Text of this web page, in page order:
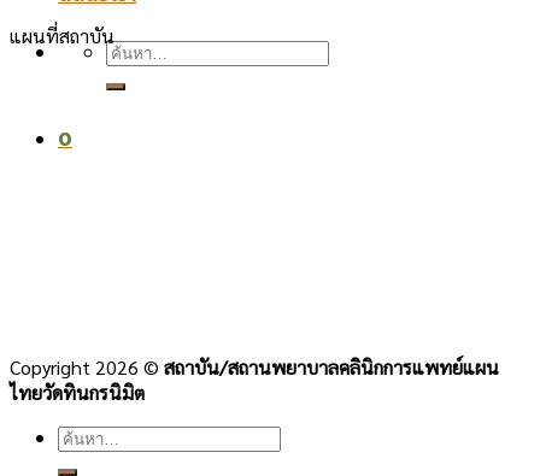
ค้นหา:
0
แผนที่สถาบัน
Copyright 2026 © สถาบัน/สถานพยาบาลคลินิกการแพทย์แผน
ไทยวัดทินกรนิมิต
ค้นหา: